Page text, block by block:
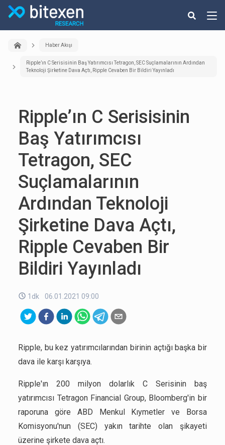
Haber Akışı
Ripple’ın C Serisisinin Baş Yatırımcısı Tetragon, SEC Suçlamalarının Ardından
Teknoloji Şirketine Dava Açtı, Ripple Cevaben Bir Bildiri Yayınladı
Ripple’ın C Serisisinin
Baş Yatırımcısı
Tetragon, SEC
Suçlamalarının
Ardından Teknoloji
Şirketine Dava Açtı,
Ripple Cevaben Bir
Bildiri Yayınladı
1dk 06.01.2021 09:00
Ripple, bu kez yatırımcılarından birinin açtığı başka bir
dava ile karşı karşıya.
Ripple'ın 200 milyon dolarlık C Serisinin baş
yatırımcısı Tetragon Financial Group, Bloomberg'in bir
raporuna göre ABD Menkul Kıymetler ve Borsa
Komisyonu'nun (SEC) yakın tarihte olan şikayeti
üzerine şirkete dava açtı.